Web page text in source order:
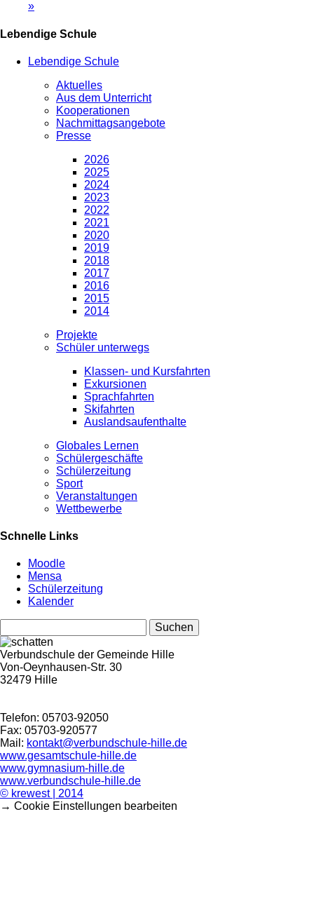
»
Lebendige Schule
Lebendige Schule
Aktuelles
Aus dem Unterricht
Kooperationen
Nachmittagsangebote
Presse
2026
2025
2024
2023
2022
2021
2020
2019
2018
2017
2016
2015
2014
Projekte
Schüler unterwegs
Klassen- und Kursfahrten
Exkursionen
Sprachfahrten
Skifahrten
Auslandsaufenthalte
Globales Lernen
Schülergeschäfte
Schülerzeitung
Sport
Veranstaltungen
Wettbewerbe
Schnelle Links
Moodle
Mensa
Schülerzeitung
Kalender
nach:
Verbundschule der Gemeinde Hille
Von-Oeynhausen-Str. 30
32479 Hille
Telefon: 05703-92050
Fax: 05703-920577
Mail: kontakt@verbundschule-hille.de
www.gesamtschule-hille.de
www.gymnasium-hille.de
www.verbundschule-hille.de
© krewest | 2014
→ Cookie Einstellungen bearbeiten